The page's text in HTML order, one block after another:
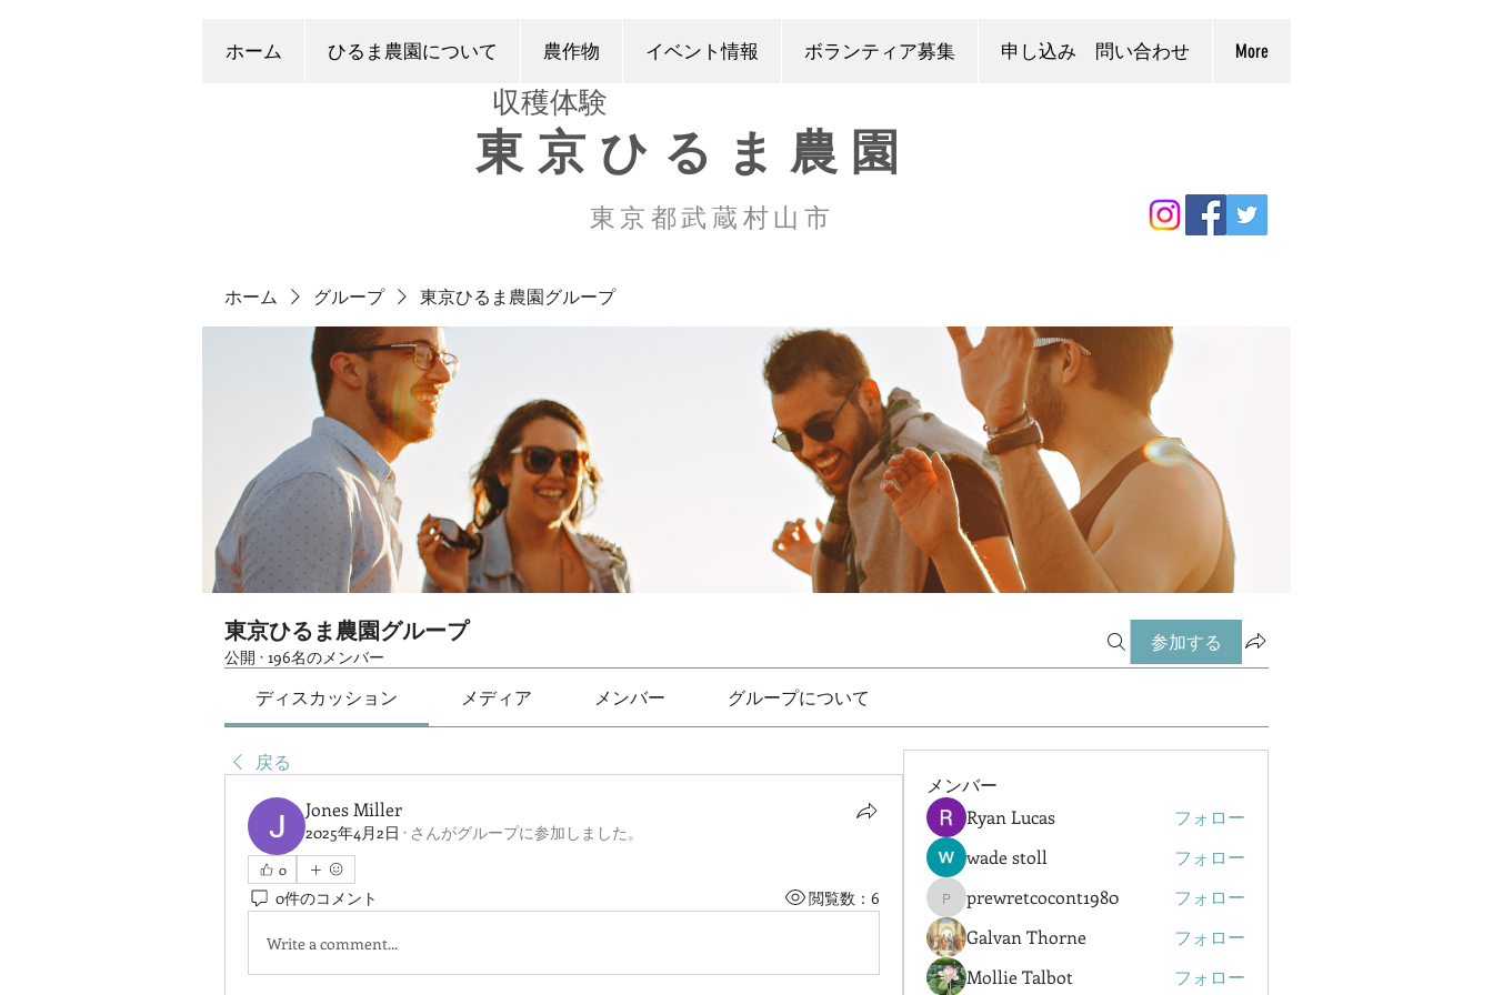
ホーム ひるま農園について 農作物 イベント情報 ボランティア募集 申し込み 問い合わせ More
​収穫体験
東京ひるま農園
東京都武蔵村山市
ホーム グループ 東京ひるま農園グループ
東京ひるま農園グループ
公開 · 196名のメンバー
参加する
ディスカッション メディア メンバー グループについて
戻る
Jones Miller
2025年4月2日 · さんがグループに参加しました。
0
0件のコメント 閲覧数：6
Write a comment...
メンバー
Ryan Lucas
フォロー
wade stoll
フォロー
prewretcocont1980
prewretcocont1980
フォロー
Galvan Thorne
フォロー
Mollie Talbot
フォロー